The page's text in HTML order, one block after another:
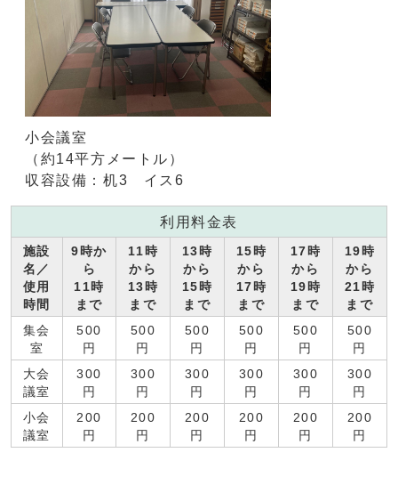
小会議室
（約14平方メートル）
収容設備：机3 イス6
利用料金表
施設
名／
使用
時間
9時か
ら
11時
まで
11時
から
13時
まで
13時
から
15時
まで
15時
から
17時
まで
17時
から
19時
まで
19時
から
21時
まで
集会
室
500
円
500
円
500
円
500
円
500
円
500
円
大会
議室
300
円
300
円
300
円
300
円
300
円
300
円
小会
議室
200
円
200
円
200
円
200
円
200
円
200
円